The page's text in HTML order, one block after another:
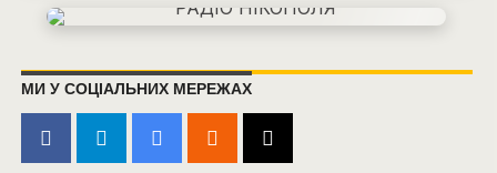
МИ У СОЦІАЛЬНИХ МЕРЕЖАХ